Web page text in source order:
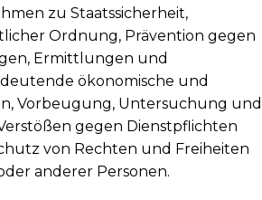
zu Staatssicherheit,
Ordnung, Prävention gegen
Ermittlungen und
ökonomische und
Vorbeugung, Untersuchung und
gegen Dienstpflichten
von Rechten und Freiheiten
anderer Personen.